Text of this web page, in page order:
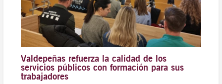
Valdepeñas refuerza la calidad de los
servicios públicos con formación para sus
trabajadores